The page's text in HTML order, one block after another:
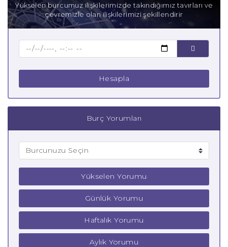
Yükselen burcumuz ilişkilerimizde takındığımız tavırları ve
çevremizle olan ilişkilerimizi şekillendirir
Hesapla
Burç Yorumları
Yükselen Yorumu
Günlük Yorumu
Haftalık Yorumu
Aylık Yorumu